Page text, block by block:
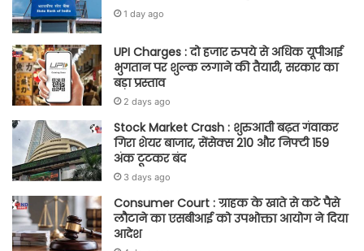
1 day ago
UPI Charges : दो हजार रुपये से अधिक यूपीआई
भुगतान पर शुल्क लगाने की तैयारी, सरकार का
बड़ा प्रस्ताव
2 days ago
Stock Market Crash : शुरुआती बढ़त गंवाकर
गिरा शेयर बाजार, सेंसेक्स 210 और निफ्टी 159
अंक टूटकर बंद
3 days ago
Consumer Court : ग्राहक के खाते से कटे पैसे
लौटाने का एसबीआई को उपभोक्ता आयोग ने दिया
आदेश